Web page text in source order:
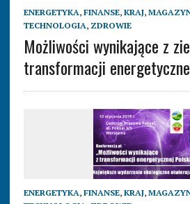
ENERGETYKA, FINANSE, KRAJ,
TECHNOLOGIA, ZDROWIE
Możliwości wynikające z
transformacji
ENERGETYKA, FINANSE, KRAJ,